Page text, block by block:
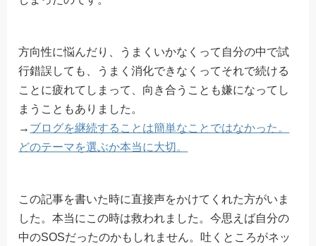
方向性に悩んだり、うまくいかなくって自分の中で試
行錯誤しても、うまく消化できなくってそれで続ける
ことに疲れてしまって、向き合うことも嫌になってし
まうこともありました。
→ ブログを継続することは簡単なことではなかった。
どのテーマを選ぶか本当に大切。
この記事を書いた時に直接声をかけてくれた方がいま
した。本当にこの時は救われました。今思えば自分の
中のSOSだったのかもしれません。吐くところがネッ